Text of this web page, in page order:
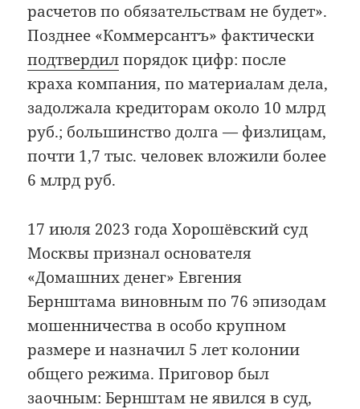
расчетов по обязательствам не будет».
Позднее «Коммерсантъ» фактически
подтвердилпорядок цифр: после
краха компания, по материалам дела,
задолжала кредиторам около 10 млрд
руб.; большинство долга — физлицам,
почти 1,7 тыс. человек вложили более
6 млрд руб.
17 июля 2023 года Хорошёвский суд
Москвы признал основателя
«Домашних денег» Евгения
Бернштама виновным по 76 эпизодам
мошенничества в особо крупном
размере и назначил 5 лет колонии
общего режима. Приговор был
заочным: Бернштам не явился в суд,